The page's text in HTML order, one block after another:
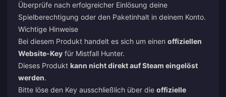
Überprüfe nach erfolgreicher Einlösung deine
Spielberechtigung oder den Paketinhalt in deinem Konto.
Wichtige Hinweise
Bei diesem Produkt handelt es sich um einen offiziellen
Website-Key für Mistfall Hunter.
Dieses Produkt kann nicht direkt auf Steam eingelöst
werden.
Bitte löse den Key ausschließlich über die offizielle